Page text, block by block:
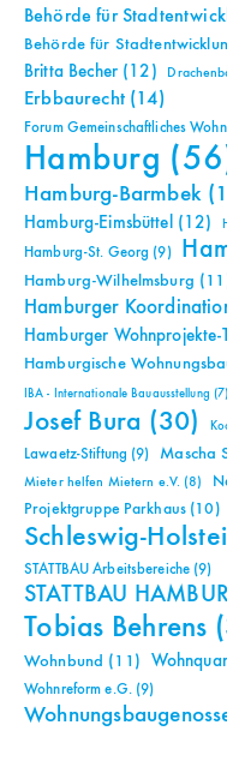
Behörde für
Behörde für
Britta Becher(12)
Erbbaurecht(14)
Forum Gemeinschaftliches
Hamburg
Hamburg-Barmbek
Hamburg-Eimsbüttel (12)
Hamburg-St. Georg (9)
Hamburg-Wilhelmsburg
Hamburger
Hamburger Wohnprojekte-
Hamburgische
IBA - Internationale Bauausstellung (7)
Josef Bura (30)
Lawaetz-Stiftung (9) Mascha
Mieter helfen Mietern e.V. (8)
Projektgruppe Parkhaus (10)
Schleswig-
STATTBAU Arbeitsbereiche (9)
STATTBAU
Tobias Behrens
Wohnbund (11)
Wohnreform e.G.(9)